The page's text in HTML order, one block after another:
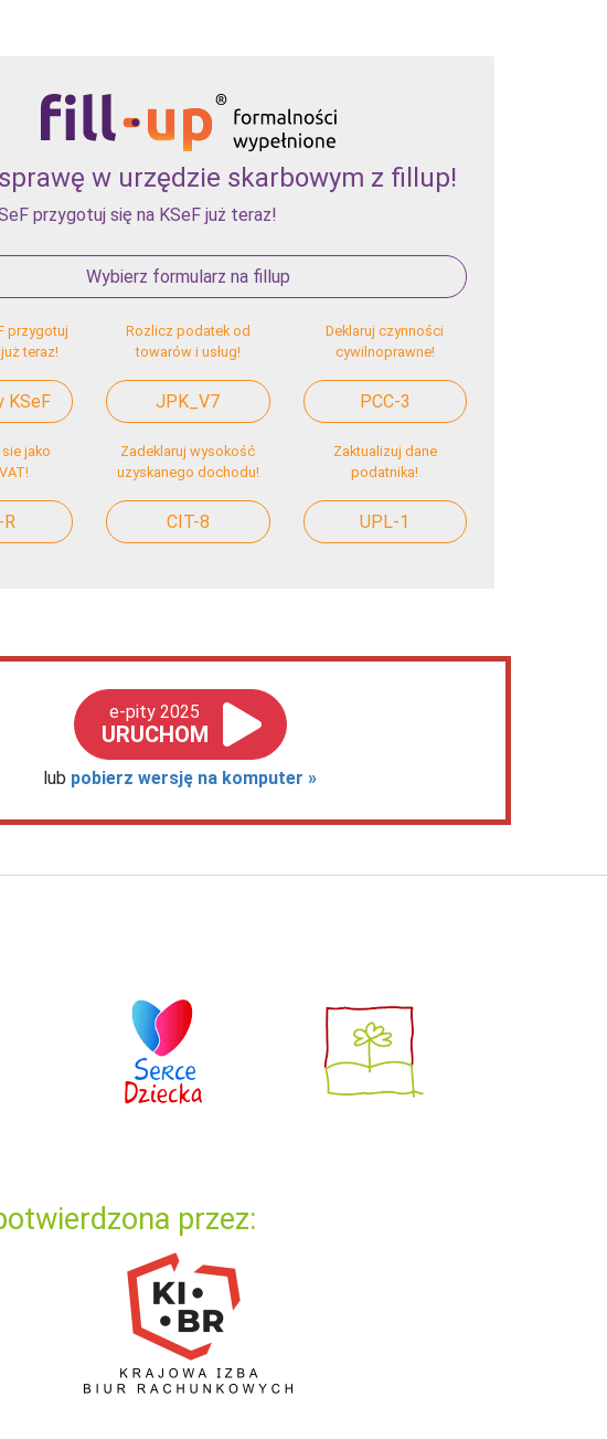
w urzędzie skarbowym z fillup!
przygotuj się na KSeF już teraz!
Wybierz formularz na fillup
przygotuj
teraz!
KSeF
Rozlicz podatek od
towarów i usług!
JPK_V7
Deklaruj czynności
cywilnoprawne!
PCC-3
jako
Zadeklaruj wysokość
uzyskanego dochodu!
CIT-8
Zaktualizuj dane
podatnika!
UPL-1
e-pity 2025
URUCHOM
lub pobierz wersję na komputer
przez: